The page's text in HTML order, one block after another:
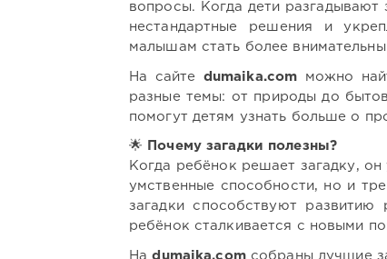
вопросы. Когда дети разгадывают
нестандартные решения и
малышам стать более
На сайте dumaika.com можно
разные темы: от природы до
помогут детям узнать больше о
🌟
Почему загадки полезны?
Когда ребёнок решает загадку, он
умственные способности, но и
загадки способствуют
ребёнок сталкивается с новыми
Наdumaika.comсобраны лучшие